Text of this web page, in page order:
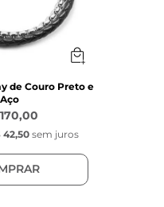
de Couro Preto e
Aço
42,50 sem juros